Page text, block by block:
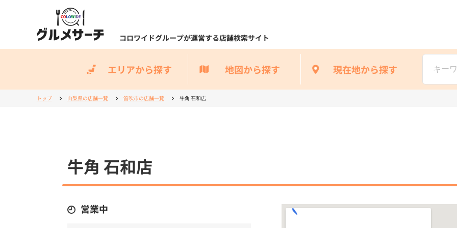
コロワイドグループが運営する店舗検索サイト
エリアから探す 地図から探す 現在地から探す
トップ 山梨県の店舗一覧 笛吹市の店舗一覧 牛角 石和店
牛角 石和店
営業中